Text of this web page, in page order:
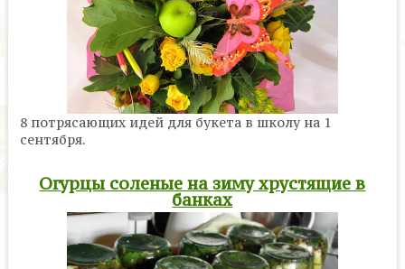
8 потрясающих идей для букета в школу на 1
сентября.
Огурцы соленые на зиму хрустящие в
банках